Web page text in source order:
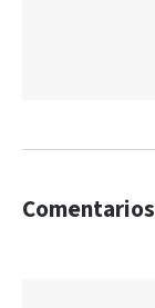
Comentarios